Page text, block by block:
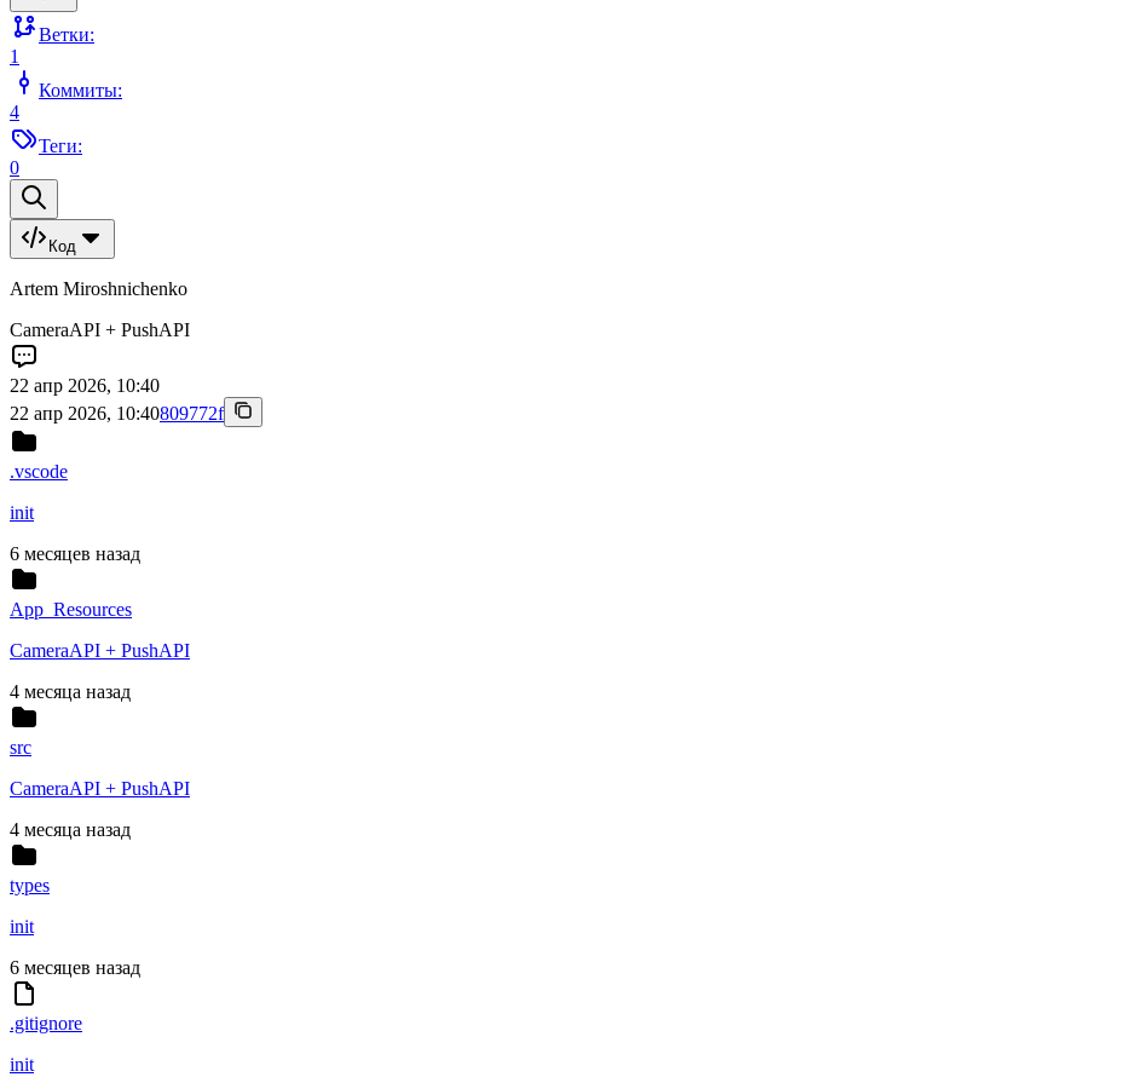
Ветки:
1
Коммиты:
4
Теги:
0
Код
Artem Miroshnichenko
CameraAPI + PushAPI
22 апр 2026, 10:40
22 апр 2026, 10:40809772f
.vscode
init
6 месяцев назад
App_Resources
CameraAPI + PushAPI
4 месяца назад
src
CameraAPI + PushAPI
4 месяца назад
types
init
6 месяцев назад
.gitignore
init